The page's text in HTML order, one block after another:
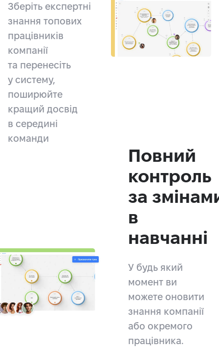
Зберіть експертні
знання топових
працівників
компанії
та перенесіть
у систему,
поширюйте
кращий досвід
в середині
команди
Повний
контроль
за
в
навчанні
У будь який
момент ви
можете оновити
знання компанії
або окремого
працівника.